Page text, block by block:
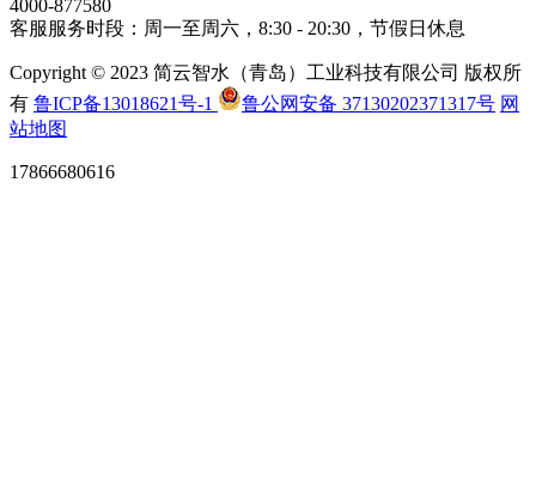
4000-877580
客服服务时段：周一至周六，8:30 - 20:30，节假日休息
Copyright © 2023 简云智水（青岛）工业科技有限公司 版权所
有 鲁ICP备13018621号-1 鲁公网安备 37130202371317号 网
站地图
17866680616